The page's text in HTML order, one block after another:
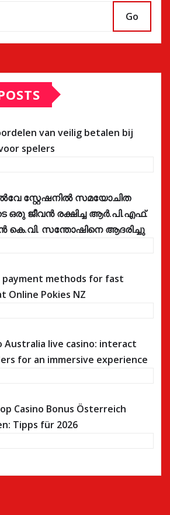
Go
van veilig betalen bij
spelers
സ്റ്റേഷനിൽ സമയോചിത
ഒരു ജീവൻ രക്ഷിച്ച ആർ.പി.എഫ്.
സന്തോഷിനെ ആദരിച്ചു
payment methods for fast
Online Pokies NZ
Australia live casino: interact
for an immersive experience
Casino Bonus Österreich
Tipps für 2026